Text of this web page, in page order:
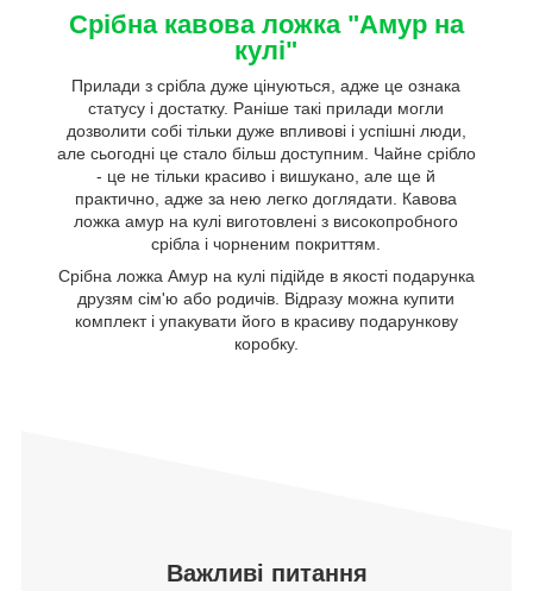
Срібна кавова ложка "Амур на
кулі"
Прилади з срібла дуже цінуються, адже це ознака
статусу і достатку. Раніше такі прилади могли
дозволити собі тільки дуже впливові і успішні люди,
але сьогодні це стало більш доступним. Чайне срібло
- це не тільки красиво і вишукано, але ще й
практично, адже за нею легко доглядати. Кавова
ложка амур на кулі виготовлені з високопробного
срібла і чорненим покриттям.
Срібна ложка Амур на кулі підійде в якості подарунка
друзям сім'ю або родичів. Відразу можна купити
комплект і упакувати його в красиву подарункову
коробку.
Важливі питання